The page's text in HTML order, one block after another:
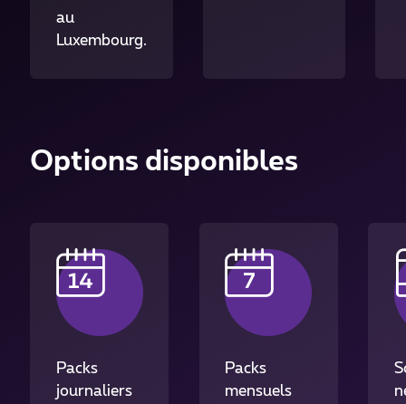
au
Luxembourg.
Options disponibles
Packs
journaliers
Packs
mensuels